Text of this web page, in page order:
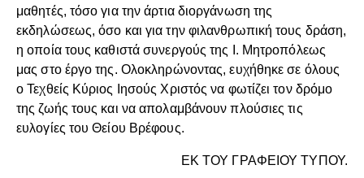
μαθητές, τόσο για την άρτια διοργάνωση της
εκδηλώσεως, όσο και για την φιλανθρωπική τους δράση,
η οποία τους καθιστά συνεργούς της Ι. Μητροπόλεως
μας στο έργο της. Ολοκληρώνοντας, ευχήθηκε σε όλους
ο Τεχθείς Κύριος Ιησούς Χριστός να φωτίζει τον δρόμο
της ζωής τους και να απολαμβάνουν πλούσιες τις
ευλογίες του Θείου Βρέφους.
ΕΚ ΤΟΥ ΓΡΑΦΕΙΟΥ ΤΥΠΟΥ.